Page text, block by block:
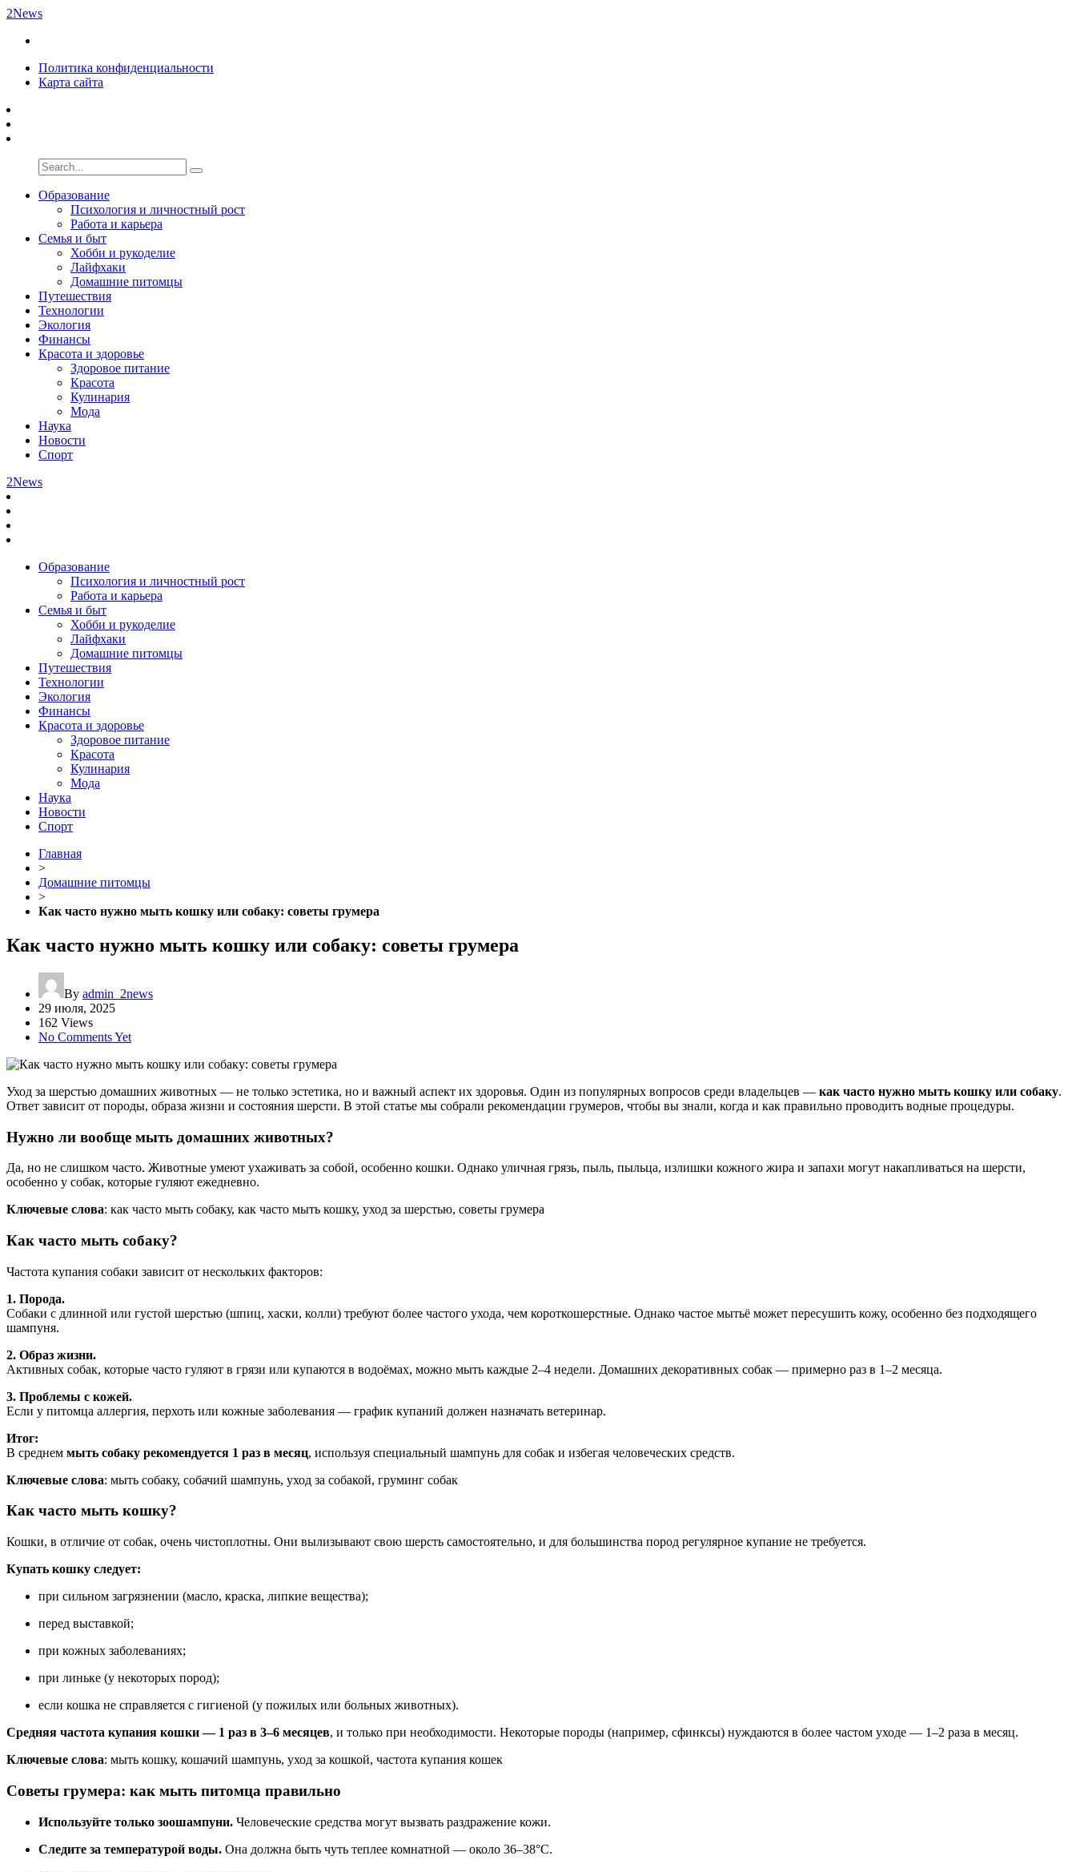
2News
Политика конфиденциальности
Карта сайта
Образование
Психология и личностный рост
Работа и карьера
Семья и быт
Хобби и рукоделие
Лайфхаки
Домашние питомцы
Путешествия
Технологии
Экология
Финансы
Красота и здоровье
Здоровое питание
Красота
Кулинария
Мода
Наука
Новости
Спорт
2News
Образование
Психология и личностный рост
Работа и карьера
Семья и быт
Хобби и рукоделие
Лайфхаки
Домашние питомцы
Путешествия
Технологии
Экология
Финансы
Красота и здоровье
Здоровое питание
Красота
Кулинария
Мода
Наука
Новости
Спорт
Главная
>
Домашние питомцы
>
Как часто нужно мыть кошку или собаку: советы грумера
Как часто нужно мыть кошку или собаку: советы грумера
By admin_2news
29 июля, 2025
162 Views
No Comments Yet
Уход за шерстью домашних животных — не только эстетика, но и важный аспект их здоровья. Один из популярных вопросов среди владельцев — как часто нужно мыть кошку или собаку.
Ответ зависит от породы, образа жизни и состояния шерсти. В этой статье мы собрали рекомендации грумеров, чтобы вы знали, когда и как правильно проводить водные процедуры.
Нужно ли вообще мыть домашних животных?
Да, но не слишком часто. Животные умеют ухаживать за собой, особенно кошки. Однако уличная грязь, пыль, пыльца, излишки кожного жира и запахи могут накапливаться на шерсти,
особенно у собак, которые гуляют ежедневно.
Ключевые слова: как часто мыть собаку, как часто мыть кошку, уход за шерстью, советы грумера
Как часто мыть собаку?
Частота купания собаки зависит от нескольких факторов:
1. Порода.
Собаки с длинной или густой шерстью (шпиц, хаски, колли) требуют более частого ухода, чем короткошерстные. Однако частое мытьё может пересушить кожу, особенно без подходящего
шампуня.
2. Образ жизни.
Активных собак, которые часто гуляют в грязи или купаются в водоёмах, можно мыть каждые 2–4 недели. Домашних декоративных собак — примерно раз в 1–2 месяца.
3. Проблемы с кожей.
Если у питомца аллергия, перхоть или кожные заболевания — график купаний должен назначать ветеринар.
Итог:
В среднем мыть собаку рекомендуется 1 раз в месяц, используя специальный шампунь для собак и избегая человеческих средств.
Ключевые слова: мыть собаку, собачий шампунь, уход за собакой, груминг собак
Как часто мыть кошку?
Кошки, в отличие от собак, очень чистоплотны. Они вылизывают свою шерсть самостоятельно, и для большинства пород регулярное купание не требуется.
Купать кошку следует:
при сильном загрязнении (масло, краска, липкие вещества);
перед выставкой;
при кожных заболеваниях;
при линьке (у некоторых пород);
если кошка не справляется с гигиеной (у пожилых или больных животных).
Средняя частота купания кошки — 1 раз в 3–6 месяцев, и только при необходимости. Некоторые породы (например, сфинксы) нуждаются в более частом уходе — 1–2 раза в месяц.
Ключевые слова: мыть кошку, кошачий шампунь, уход за кошкой, частота купания кошек
Советы грумера: как мыть питомца правильно
Используйте только зоошампуни. Человеческие средства могут вызвать раздражение кожи.
Следите за температурой воды. Она должна быть чуть теплее комнатной — около 36–38°C.